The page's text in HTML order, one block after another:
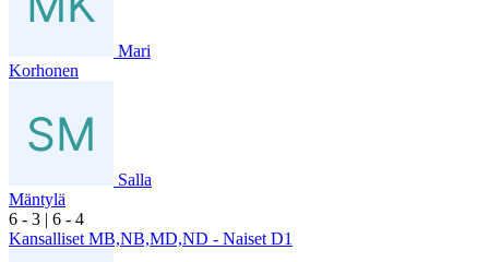
Mari
Korhonen
Salla
Mäntylä
6 - 3 | 6 - 4
Kansalliset MB,NB,MD,ND - Naiset D1